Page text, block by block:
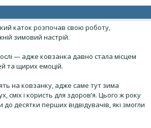
каток розпочав свою роботу,
зимовий настрій.
— адже ковзанка давно стала місцем
та щирих емоцій.
на ковзанку, адже саме тут зима
сміх і користь для здоров’я. Цього ж року
десятки перших відвідувачів, які змогли